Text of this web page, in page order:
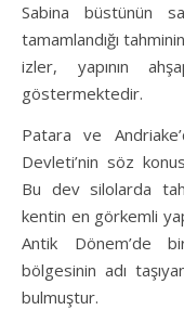
Sabina büstünün
tamamlandığı
izler, yapının
göstermektedir.
Patara ve
Devleti’nin söz
Bu dev silolarda
kentin en görkemli
Antik Dönem’de
bölgesinin adı
bulmuştur.